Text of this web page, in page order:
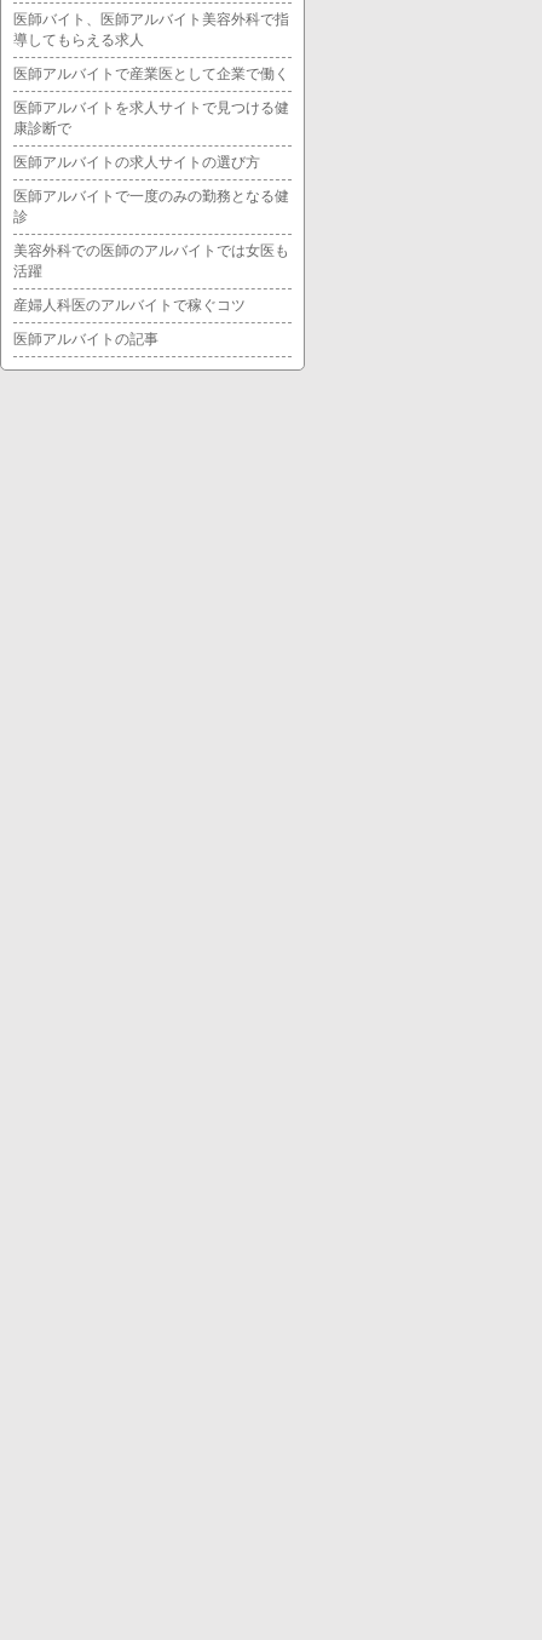
医師バイト、医師アルバイト美容外科で指
導してもらえる求人
医師アルバイトで産業医として企業で働く
医師アルバイトを求人サイトで見つける健
康診断で
医師アルバイトの求人サイトの選び方
医師アルバイトで一度のみの勤務となる健
診
美容外科での医師のアルバイトでは女医も
活躍
産婦人科医のアルバイトで稼ぐコツ
医師アルバイトの記事